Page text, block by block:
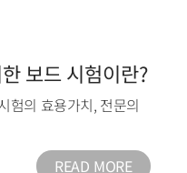
보드 시험이란?
험의 효용가치, 전문의
READ MORE